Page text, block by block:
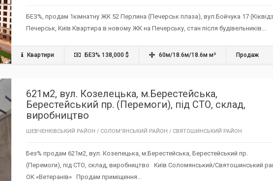
БЕЗ%, продам 1кімнатну ЖК 52 Перлина (Печерськ плаза), вул.Бойчука 17
Печерськ, Київ Квартира в новому ЖК на Печерську, стан після будівельників…
Квартири БЕЗ% 138,000 $ 60м/18.6м/18.6м м² Продаж
621м2, вул. Козелецька, м.Берестейська,
Берестейський пр. (Перемоги), під СТО, склад,
виробництво
ШЕВЧЕНКІВСЬКИЙ РАЙОН / СОЛОМ'ЯНСЬКИЙ РАЙОН‎ / СВЯТОШИНСЬКИЙ РАЙОН‎
Без% продам 621м2, вул. Козелецька, м.Берестейська, Берестейський пр.
(Перемоги), під СТО, склад, виробництво Київ Соломянський/Святошинський
ОК «Ветеранів» Продам приміщення…